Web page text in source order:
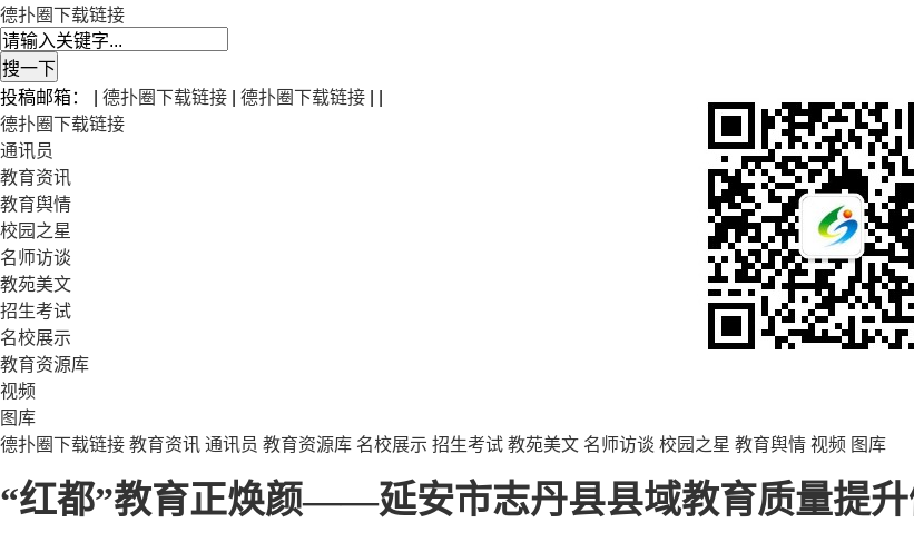
德扑圈下载链接
投稿邮箱： | 德扑圈下载链接 德扑圈下载链接
德扑圈下载链接
通讯员
教育资讯
教育舆情
校园之星
名师访谈
教苑美文
招生考试
名校展示
教育资源库
视频
图库
德扑圈下载链接 教育资讯 通讯员 教育资源库 名校展示 招生考试 教苑美文 名师访谈 校园之星 教育舆情 视频 图库
“红都”教育正焕颜——延安市志丹县县域教育质量提